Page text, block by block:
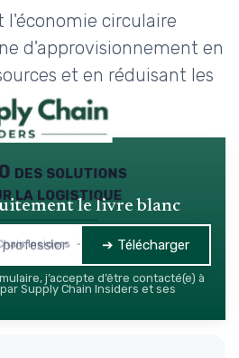
l'économie circulaire
d'approvisionnement en
et en réduisant les
des solutions
la logistique
Insiders — 2026
le livre blanc
➔ Télécharger
j’accepte d’être contacté(e) à
Supply Chain Insiders et ses